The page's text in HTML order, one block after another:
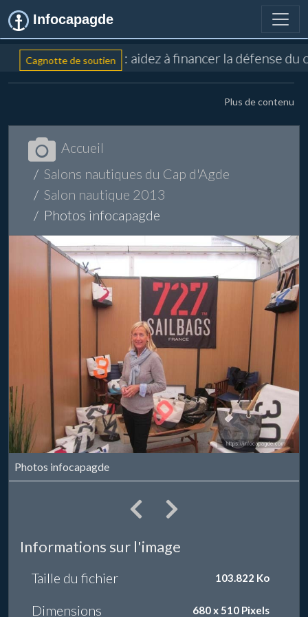
Infocapagde
Cagnotte de soutien : aidez à financer la défense
Plus de contenu
Accueil
Salons nautiques du Cap d'Agde
Salon nautique 2013
Photos infocapagde
Photos infocapagde
Informations sur l'image
Taille du fichier 103.822 Ko
Dimensions 680 x 510 Pixels